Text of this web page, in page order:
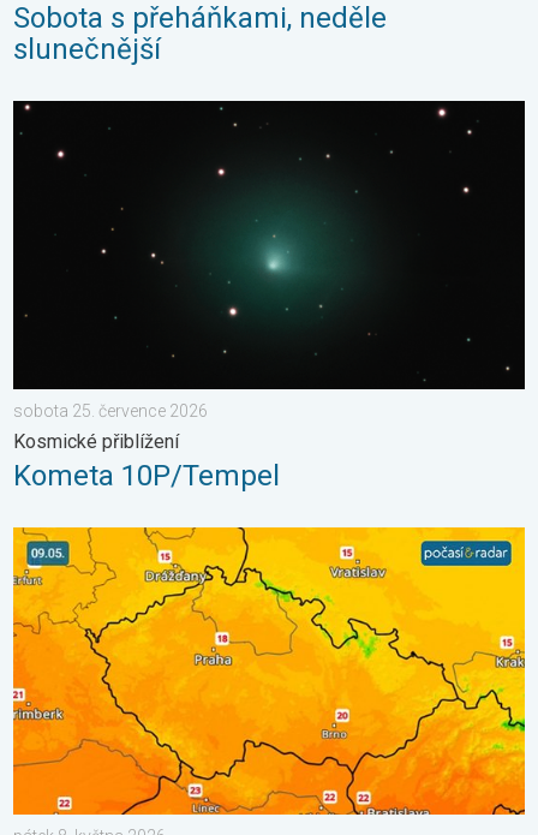
Sobota s přeháňkami, neděle
slunečnější
Kometa 10P/Tempel. Kosmické přiblížení. . . sobota 25.
sobota 25. července 2026
Kosmické přiblížení
Kometa 10P/Tempel
Víkend bude slunečný, pak dorazí fronta. Výhled počasí. . .